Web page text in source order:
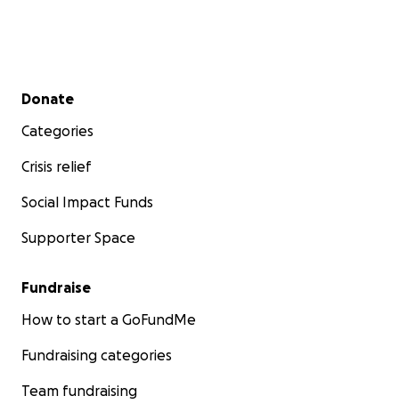
Secondary menu
Donate
Categories
Crisis relief
Social Impact Funds
Supporter Space
Fundraise
How to start a GoFundMe
Fundraising categories
Team fundraising